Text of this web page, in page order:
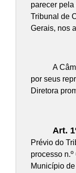
parecer
Tribunal de
Gerais, nos
A
por seus
Diretora
Art.
Prévio do
processo
Município